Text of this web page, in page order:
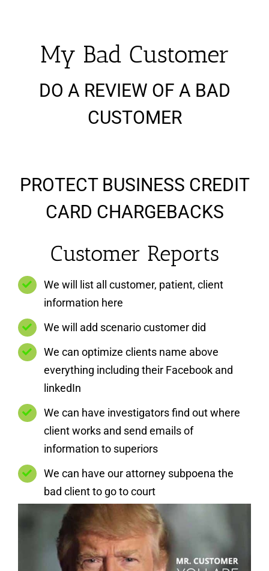
My Bad Customer
DO A REVIEW OF A BAD
CUSTOMER
PROTECT BUSINESS CREDIT
CARD CHARGEBACKS
Customer Reports
We will list all customer, patient, client
information here
We will add scenario customer did
We can optimize clients name above
everything including their Facebook and
linkedIn
We can have investigators find out where
client works and send emails of
information to superiors
We can have our attorney subpoena the
bad client to go to court